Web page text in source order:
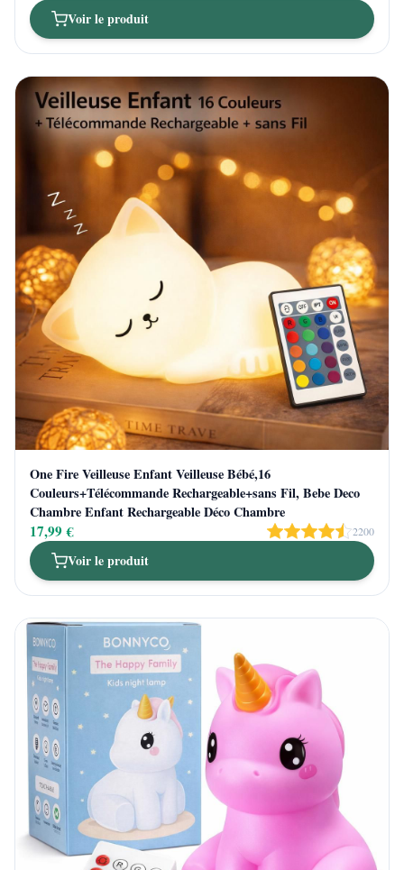
Voir le produit
One Fire Veilleuse Enfant Veilleuse Bébé,16
Couleurs+Télécommande Rechargeable+sans Fil, Bebe Deco
Chambre Enfant Rechargeable Déco Chambre
17,99 € 2200
Voir le produit